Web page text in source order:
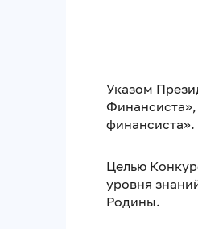
Указом
финансиста».
Целью
уровня
Родины.